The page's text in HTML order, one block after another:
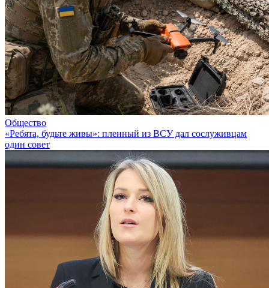
Общество
«Ребята, будьте живы»: пленный из ВСУ дал сослуживцам
один совет